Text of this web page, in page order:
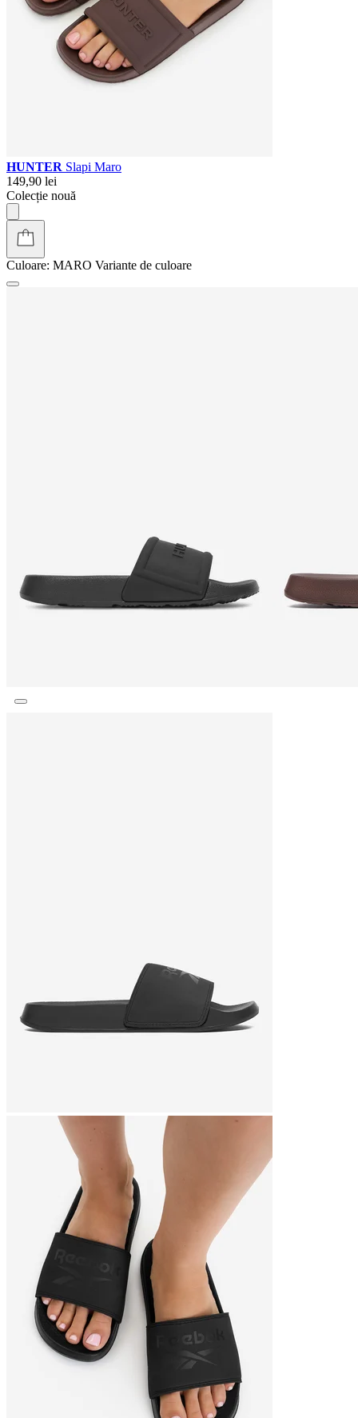
HUNTER Slapi Maro
149,90 lei
Colecție nouă
Culoare: MARO Variante de culoare